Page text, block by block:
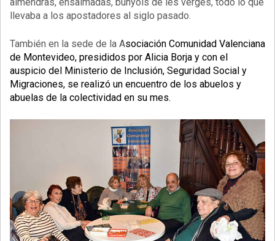
llevaba a los apostadores al siglo pasado.
También en la sede de la Asociación Comunidad Valenciana
de Montevideo, presididos por Alicia Borja y con el
auspicio del Ministerio de Inclusión, Seguridad Social y
Migraciones, se realizó un encuentro de los abuelos y
abuelas de la colectividad en su mes.